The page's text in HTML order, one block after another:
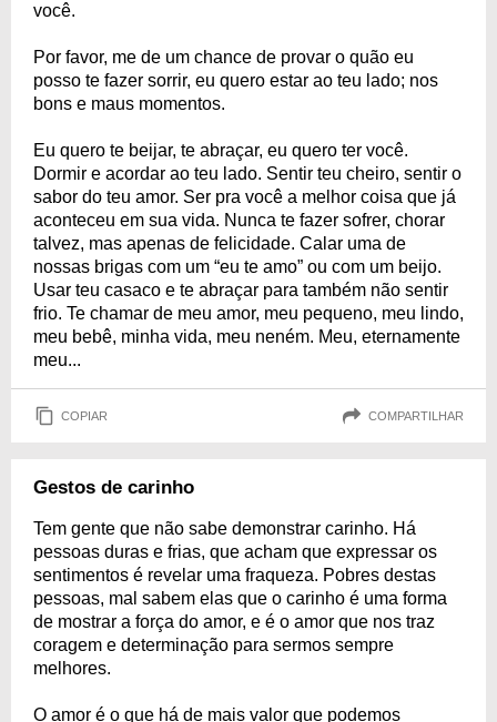
você.
Por favor, me de um chance de provar o quão eu
posso te fazer sorrir, eu quero estar ao teu lado; nos
bons e maus momentos.
Eu quero te beijar, te abraçar, eu quero ter você.
Dormir e acordar ao teu lado. Sentir teu cheiro, sentir o
sabor do teu amor. Ser pra você a melhor coisa que já
aconteceu em sua vida. Nunca te fazer sofrer, chorar
talvez, mas apenas de felicidade. Calar uma de
nossas brigas com um “eu te amo” ou com um beijo.
Usar teu casaco e te abraçar para também não sentir
frio. Te chamar de meu amor, meu pequeno, meu lindo,
meu bebê, minha vida, meu neném. Meu, eternamente
meu...
COPIAR COMPARTILHAR
Gestos de carinho
Tem gente que não sabe demonstrar carinho. Há
pessoas duras e frias, que acham que expressar os
sentimentos é revelar uma fraqueza. Pobres destas
pessoas, mal sabem elas que o carinho é uma forma
de mostrar a força do amor, e é o amor que nos traz
coragem e determinação para sermos sempre
melhores.
O amor é o que há de mais valor que podemos